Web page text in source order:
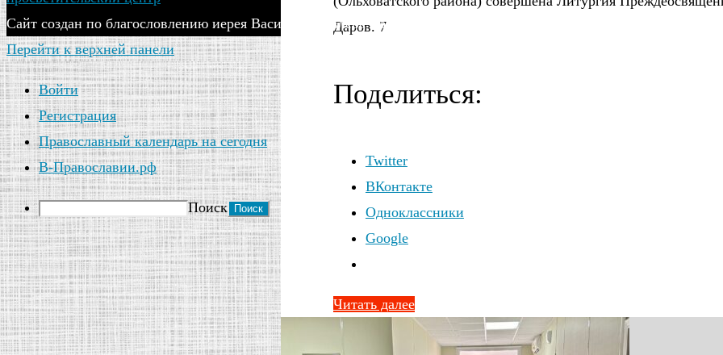
Даров. 7
Поделиться:
Twitter
ВКонтакте
Одноклассники
Google
Читать далее
Сайт создан по благословлению иерея Василия Яковлева - благочинного Россошанского Церковного округа.
Перейти к верхней панели
Войти
Регистрация
Православный календарь на сегодня
В-Православии.рф
Поиск